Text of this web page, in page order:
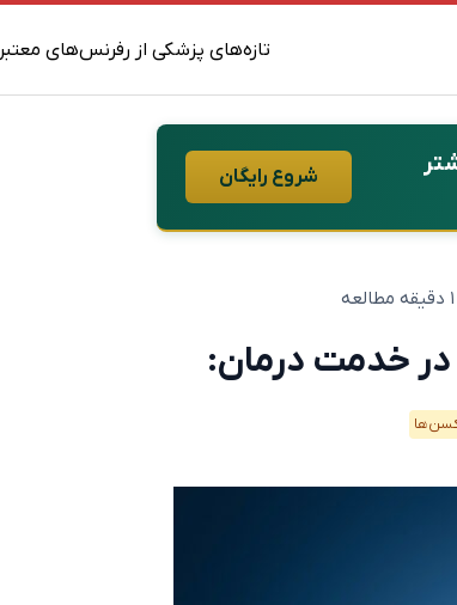
تازه‌های پزشکی از رفرنس‌های معتبر
شروع رایگان
خدمت درمان: